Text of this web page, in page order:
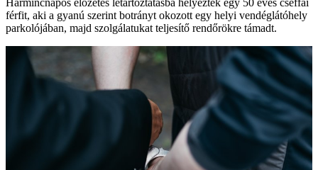
Harmincnapos előzetes letartóztatásba helyeztek egy 50 éves cséffai
férfit, aki a gyanú szerint botrányt okozott egy helyi vendéglátóhely
parkolójában, majd szolgálatukat teljesítő rendőrökre támadt.